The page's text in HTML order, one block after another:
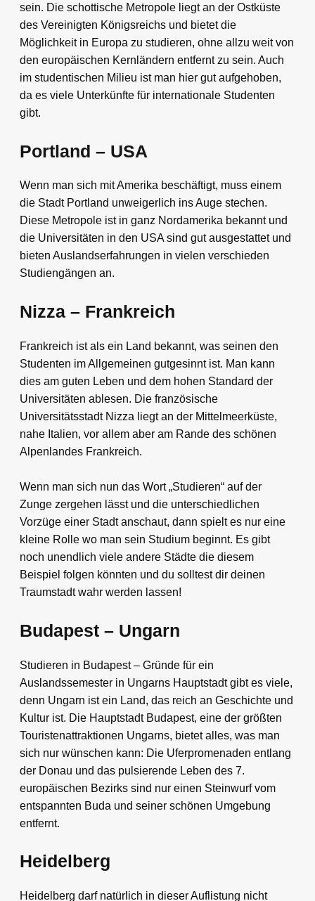
sein. Die schottische Metropole liegt an der Ostküste
des Vereinigten Königsreichs und bietet die
Möglichkeit in Europa zu studieren, ohne allzu weit von
den europäischen Kernländern entfernt zu sein. Auch
im studentischen Milieu ist man hier gut aufgehoben,
da es viele Unterkünfte für internationale Studenten
gibt.
Portland – USA
Wenn man sich mit Amerika beschäftigt, muss einem
die Stadt Portland unweigerlich ins Auge stechen.
Diese Metropole ist in ganz Nordamerika bekannt und
die Universitäten in den USA sind gut ausgestattet und
bieten Auslandserfahrungen in vielen verschieden
Studiengängen an.
Nizza – Frankreich
Frankreich ist als ein Land bekannt, was seinen den
Studenten im Allgemeinen gutgesinnt ist. Man kann
dies am guten Leben und dem hohen Standard der
Universitäten ablesen. Die französische
Universitätsstadt Nizza liegt an der Mittelmeerküste,
nahe Italien, vor allem aber am Rande des schönen
Alpenlandes Frankreich.
Wenn man sich nun das Wort „Studieren“ auf der
Zunge zergehen lässt und die unterschiedlichen
Vorzüge einer Stadt anschaut, dann spielt es nur eine
kleine Rolle wo man sein Studium beginnt. Es gibt
noch unendlich viele andere Städte die diesem
Beispiel folgen könnten und du solltest dir deinen
Traumstadt wahr werden lassen!
Budapest – Ungarn
Studieren in Budapest – Gründe für ein
Auslandssemester in Ungarns Hauptstadt gibt es viele,
denn Ungarn ist ein Land, das reich an Geschichte und
Kultur ist. Die Hauptstadt Budapest, eine der größten
Touristenattraktionen Ungarns, bietet alles, was man
sich nur wünschen kann: Die Uferpromenaden entlang
der Donau und das pulsierende Leben des 7.
europäischen Bezirks sind nur einen Steinwurf vom
entspannten Buda und seiner schönen Umgebung
entfernt.
Heidelberg
Heidelberg darf natürlich in dieser Auflistung nicht